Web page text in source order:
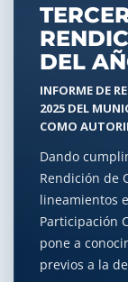
DEL
INFORME DE
2025 DEL
COMO
Dando
Rendición de
lineamientos
Participación
pone a
previos a la